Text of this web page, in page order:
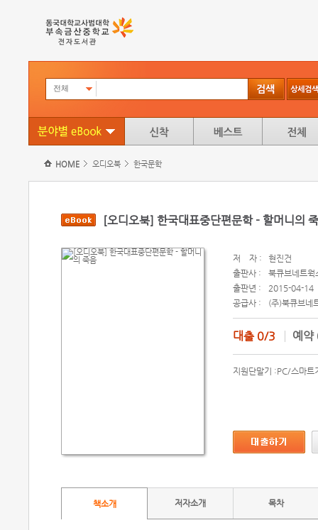
전체
HOME 오디오북 한국문학
[오디오북] 한국대표중단편문학 - 할머니의
저 자 :
현진건
출판사 :
북큐브네트웍
출판년 :
2015-04-14
공급사 :
(주)북큐브네
대출 0/3 예약
지원단말기 :PC/스마트
책소개 저자소개 목차